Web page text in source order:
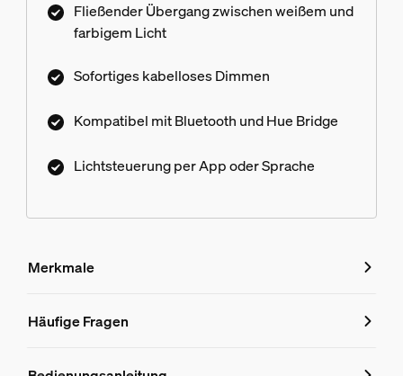
Fließender Übergang zwischen weißem und
farbigem Licht
Sofortiges kabelloses Dimmen
Kompatibel mit Bluetooth und Hue Bridge
Lichtsteuerung per App oder Sprache
Merkmale
Merkmale
Häufige Fragen
Häufige Fragen